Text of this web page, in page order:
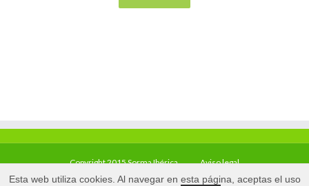
Copyright 2015 Sorma Ibérica Aviso legal
Esta web utiliza cookies. Al navegar en esta página, aceptas el uso